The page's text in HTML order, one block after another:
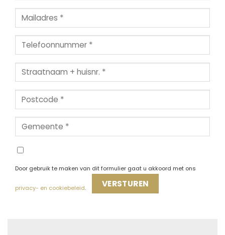
Door gebruik te maken van dit formulier gaat u akkoord met ons
privacy- en cookiebeleid.